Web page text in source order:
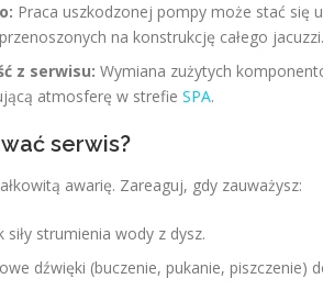
Praca uszkodzonej pompy może stać się
na konstrukcję całego jacuzzi.
z serwisu: Wymiana zużytych
atmosferę w strefie SPA.
serwis?
awarię. Zareaguj, gdy zauważysz:
siły strumienia wody z dysz.
dźwięki (buczenie, pukanie, piszczenie)